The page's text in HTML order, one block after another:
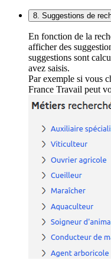
8. Suggestions de
En fonction de la
afficher des
suggestions sont
avez saisis.
Par exemple si vous
France Travail peut